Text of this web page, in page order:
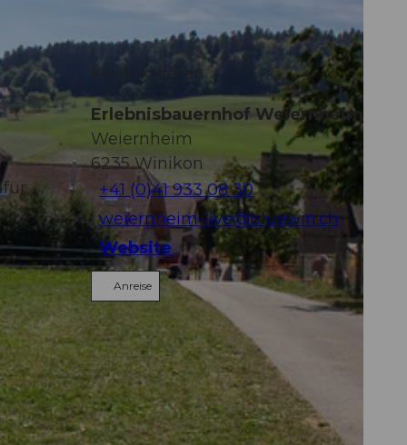
Kontaktdaten
Erlebnisbauernhof Weiernheim
Weiernheim
6235Winikon
+41 (0)41 933 08 30
weiernheim-live@bluewin.ch
Website
Anreise